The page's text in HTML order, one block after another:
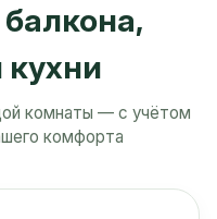
кухни
комнаты — с учётом
комфорта